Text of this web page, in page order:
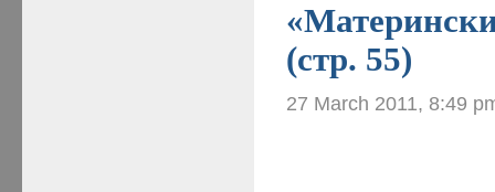
(стр. 55)
27 March 2011, 8:49